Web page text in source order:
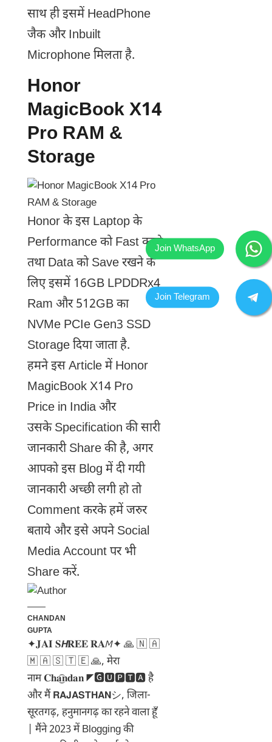
साथ ही इसमें HeadPhone
जैक और Inbuilt
Microphone मिलता है.
Honor
MagicBook X14
Pro RAM &
Storage
Honor के इस Laptop के
Performance को Fast करने
तथा Data को Save रखने के
लिए इसमें 16GB LPDDRx4
Ram और 512GB का
NVMe PCIe Gen3 SSD
Storage दिया जाता है.
हमने इस Article में Honor
MagicBook X14 Pro
Price in India और
उसके Specification की सारी
जानकारी Share की है, अगर
आपको इस Blog में दी गयी
जानकारी अच्छी लगी हो तो
Comment करके हमें जरुर
बताये और इसे अपने Social
Media Account पर भी
Share करें.
CHANDAN
GUPTA
✦𝐉𝐀𝐈 𝐒𝙃𝐑𝐄𝐄 𝐑𝐀𝘔✦ 🙏 🇳 🇦
🇲 🇦 🇸 🇹 🇪 🙏, मेरा
नाम 𝐂𝐡𝐚͜͡𝐧𝐝𝐚𝐧 ◤🅶🆄🅿🆃🅰 है
और मैं 𝗥𝗔𝗝𝗔𝗦𝗧𝗛𝗔𝗡シ︎, जिला-
सूरतगढ़, हनुमानगढ़ का रहने वाला हूँ
| मैंने 2023 में Blogging की